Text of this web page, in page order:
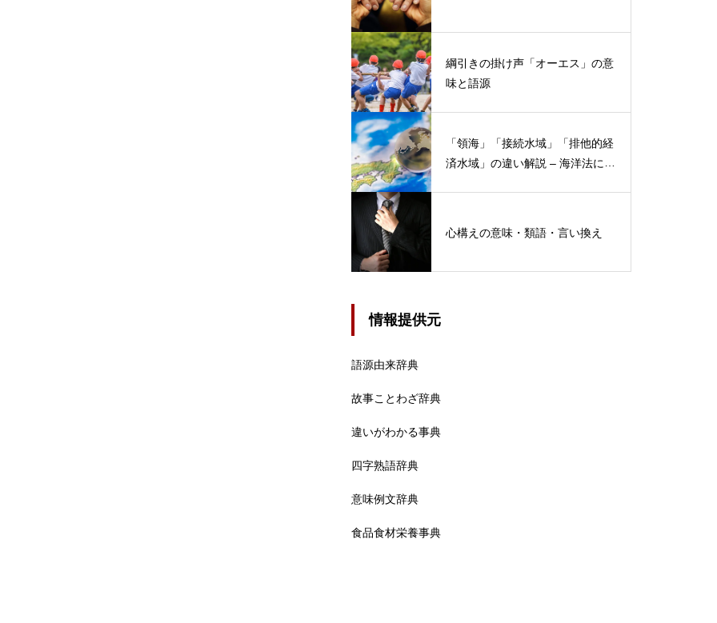
綱引きの掛け声「オーエス」の意
味と語源
「領海」「接続水域」「排他的経
済水域」の違い解説 – 海洋法にお
心構えの意味・類語・言い換え
情報提供元
語源由来辞典
故事ことわざ辞典
違いがわかる事典
四字熟語辞典
意味例文辞典
食品食材栄養事典